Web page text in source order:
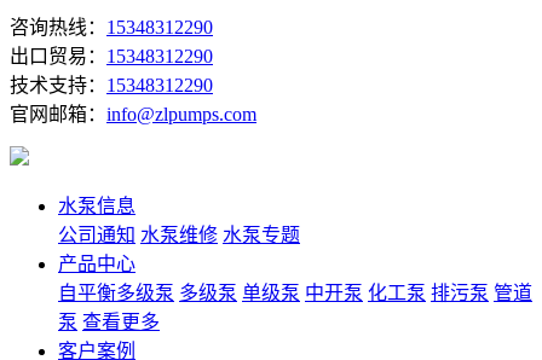
咨询热线： 15348312290
出口贸易： 15348312290
技术支持： 15348312290
官网邮箱： info@zlpumps.com
水泵信息
公司通知 水泵维修 水泵专题
产品中心
自平衡多级泵 多级泵 单级泵 中开泵 化工泵 排污泵 管道
泵 查看更多
客户案例